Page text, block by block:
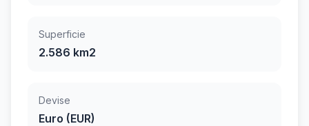
Superficie
2.586 km2
Devise
Euro (EUR)